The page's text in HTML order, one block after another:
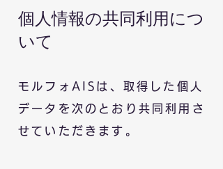
個人情報の共同利用につ
いて
モルフォ ​AIS は、取得した個人
データを次のとおり共同利用さ
せていただきます。